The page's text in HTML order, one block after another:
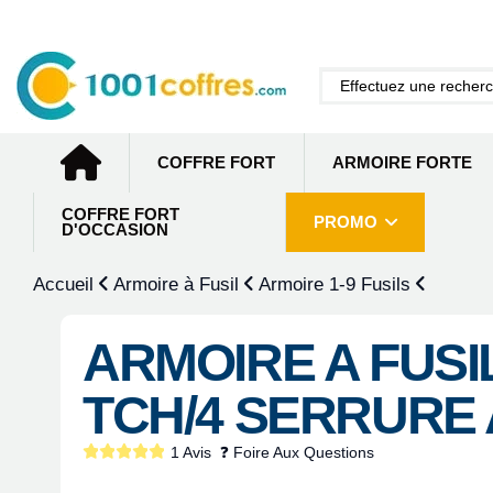
COFFRE FORT ARMOIRE FORTE
COFFRE FORT
D'OCCASION
PROMO
Accueil Armoire à Fusil Armoire 1-9 Fusils
ARMOIRE A
TCH/4 SERRURE
1 Avis ❓ Foire Aux Questions